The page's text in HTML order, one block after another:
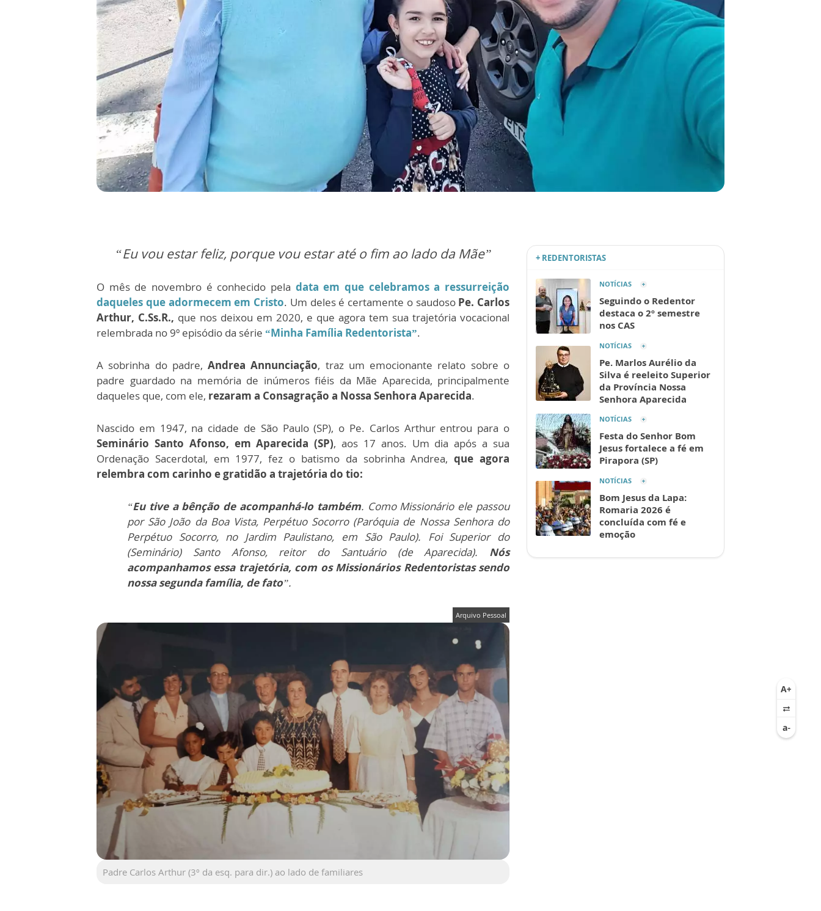
“Eu vou estar feliz, porque vou estar até o fim ao lado da Mãe”
O mês de novembro é conhecido pela data em que celebramos a ressurreição
daqueles que adormecem em Cristo. Um deles é certamente o saudoso Pe. Carlos
Arthur, C.Ss.R., que nos deixou em 2020, e que agora tem sua trajetória vocacional
relembrada no 9º episódio da série “Minha Família Redentorista”.
A sobrinha do padre,Andrea Annunciação, traz um emocionante relato sobre o
padre guardado na memória de inúmeros fiéis da Mãe Aparecida, principalmente
daqueles que, com ele, rezaram a Consagração a Nossa Senhora Aparecida.
Nascido em 1947, na cidade de São Paulo (SP), o Pe. Carlos Arthur entrou para o
Seminário Santo Afonso, em Aparecida (SP), aos 17 anos. Um dia após a sua
Ordenação Sacerdotal, em 1977, fez o batismo da sobrinha Andrea, que agora
relembra com carinho e gratidão a trajetória do tio:
“Eu tive a bênção de acompanhá-lo também. Como Missionário ele passou
por São João da Boa Vista, Perpétuo Socorro (Paróquia de Nossa Senhora do
Perpétuo Socorro, no Jardim Paulistano, em São Paulo). Foi Superior do
(Seminário) Santo Afonso, reitor do Santuário (de Aparecida). Nós
acompanhamos essa trajetória, com os Missionários Redentoristas sendo
nossa segunda família, de fato”.
Arquivo Pessoal
Padre Carlos Arthur (3º da esq. para dir.) ao lado de familiares
+ REDENTORISTAS
NOTÍCIAS
Seguindo o Redentor
destaca o 2º semestre
nos CAS
NOTÍCIAS
Pe. Marlos Aurélio da
Silva é reeleito Superior
da Província Nossa
Senhora Aparecida
NOTÍCIAS
Festa do Senhor Bom
Jesus fortalece a fé em
Pirapora (SP)
NOTÍCIAS
Bom Jesus da Lapa:
Romaria 2026 é
concluída com fé e
emoção